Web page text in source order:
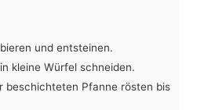
und entsteinen.
kleine Würfel schneiden.
beschichteten Pfanne rösten bis